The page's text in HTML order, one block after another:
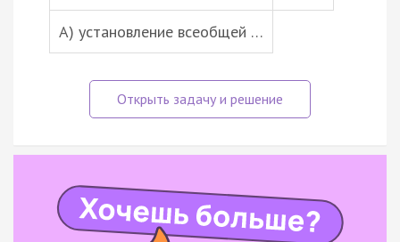
А) установление всеобщей …